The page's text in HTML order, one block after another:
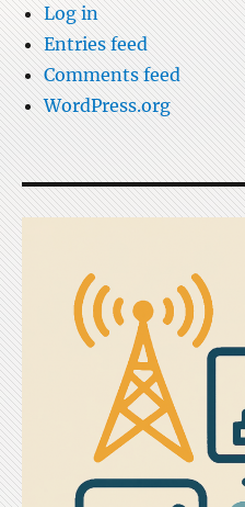
Log in
Entries feed
Comments feed
WordPress.org